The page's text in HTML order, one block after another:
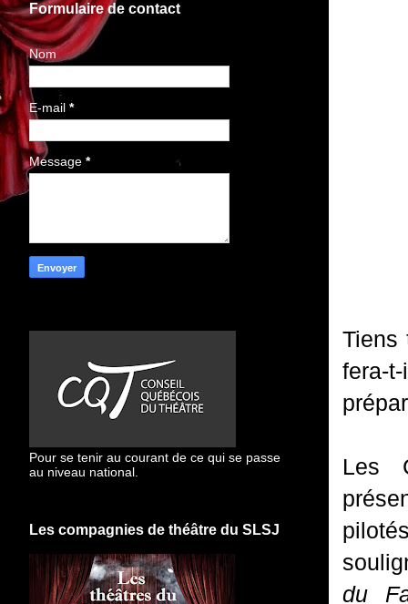
Tiens
fera-
Les
du
Formulaire de contact
Nom
E-mail *
Message *
Pour se tenir au courant de ce qui se passe
au niveau national.
Les compagnies de théâtre du SLSJ